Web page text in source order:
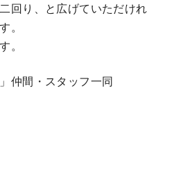
回り、と広げていただけれ
。
。
仲間・スタッフ一同